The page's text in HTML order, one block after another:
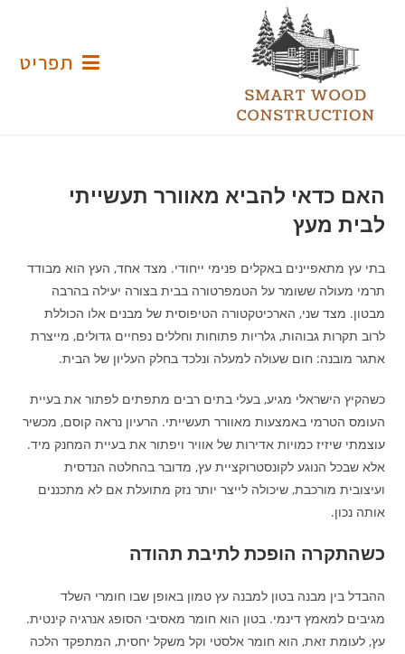
תפריט
האם כדאי להביא מאוורר תעשייתי
לבית מעץ
בתי עץ מתאפיינים באקלים פנימי ייחודי. מצד אחד, העץ הוא מבודד
תרמי מעולה ששומר על הטמפרטורה בבית בצורה יעילה בהרבה
מבטון. מצד שני, הארכיטקטורה הטיפוסית של מבנים אלו הכוללת
לרוב תקרות גבוהות, גלריות פתוחות וחללים נפחיים גדולים, מייצרת
אתגר מובנה: חום שעולה למעלה ונלכד בחלק העליון של הבית.
כשהקיץ הישראלי מגיע, בעלי בתים רבים מתפתים לפתור את בעיית
העומס הטרמי באמצעות מאוורר תעשייתי. הרעיון נראה קוסם, מכשיר
עוצמתי שיזיז כמויות אדירות של אוויר ויפתור את בעיית המחנק מיד.
אלא שבכל הנוגע לקונסטרוקציית עץ, מדובר בהחלטה הנדסית
ועיצובית מורכבת, שיכולה לייצר יותר נזק מתועלת אם לא מתכננים
אותה נכון.
כשהתקרה הופכת לתיבת תהודה
ההבדל בין מבנה בטון למבנה עץ טמון באופן שבו חומרי השלד
מגיבים למאמץ דינמי. בטון הוא חומר מאסיבי הסופג אנרגיה קינטית.
עץ, לעומת זאת, הוא חומר אלסטי וקל משקל יחסית, המתפקד הלכה